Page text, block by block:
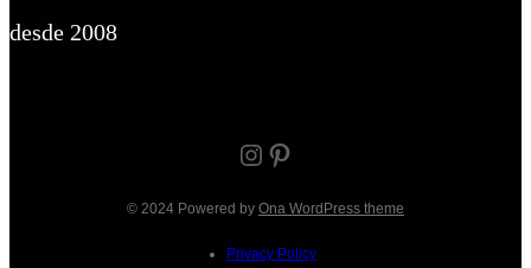
desde 2008
Instagram Pinterest
© 2024 Powered by Ona WordPress theme
Privacy Policy